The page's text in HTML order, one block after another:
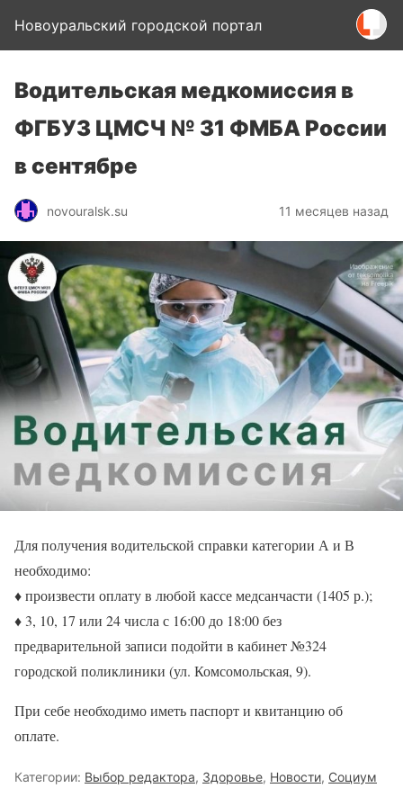
Новоуральский городской портал
Водительская медкомиссия в
ФГБУЗ ЦМСЧ № 31 ФМБА России
в сентябре
novouralsk.su 11 месяцев назад
Для получения водительской справки категории А и В
необходимо:
♦️ произвести оплату в любой кассе медсанчасти (1405 р.);
♦️ 3, 10, 17 или 24 числа с 16:00 до 18:00 без
предварительной записи подойти в кабинет №324
городской поликлиники (ул. Комсомольская, 9).
При себе необходимо иметь паспорт и квитанцию об
оплате.
Категории: Выбор редактора, Здоровье, Новости, Социум